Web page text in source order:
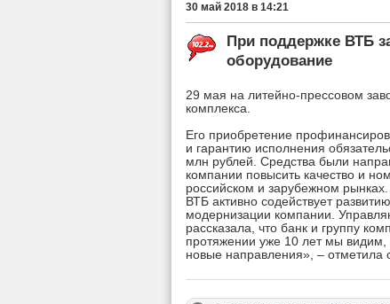
30 май 2018 в 14:21
При поддержке ВТБ
оборудование
29 мая на литейно-прессовом
комплекса.
Его приобретение
и гарантию исполнения
млн рублей. Средства были
компании повысить качество и
российском и зарубежном рынках.
ВТБ активно содействует
модернизации компании.
рассказала, что банк и группу
протяжении уже 10 лет мы видим,
новые направления», – отметила